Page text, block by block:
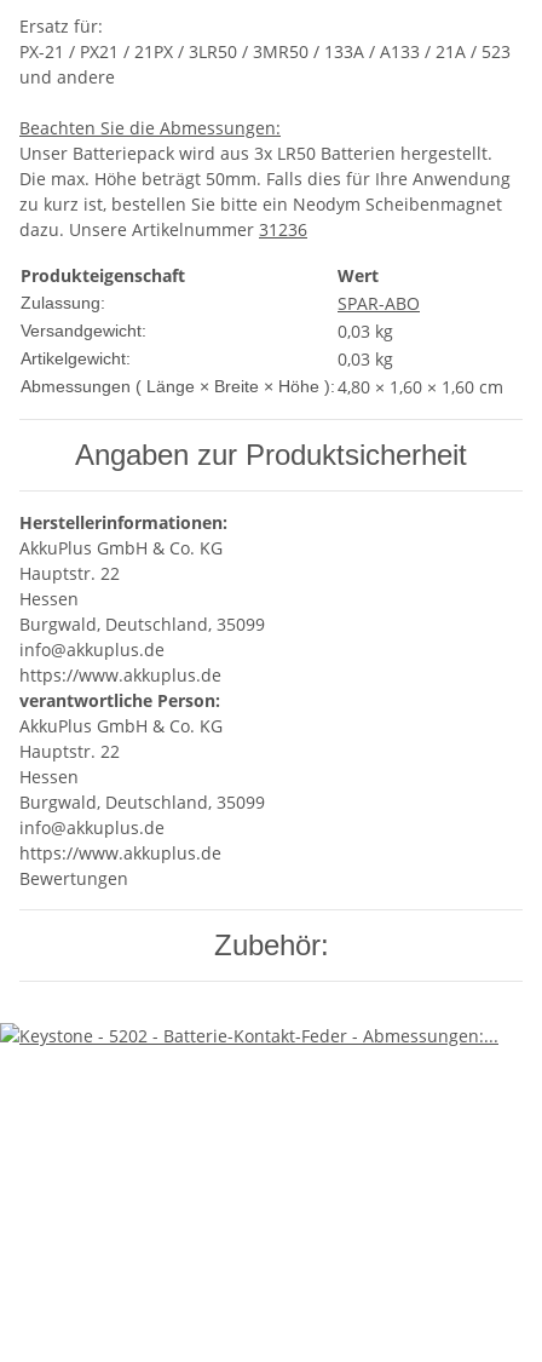
Ersatz für:
PX-21 / PX21 / 21PX / 3LR50 / 3MR50 / 133A / A133 / 21A / 523
und andere
Beachten Sie die Abmessungen:
Unser Batteriepack wird aus 3x LR50 Batterien hergestellt.
Die max. Höhe beträgt 50mm. Falls dies für Ihre Anwendung
zu kurz ist, bestellen Sie bitte ein Neodym Scheibenmagnet
dazu. Unsere Artikelnummer 31236
Produkteigenschaft
Wert
Zulassung: SPAR-ABO
Versandgewicht: 0,03 kg
Artikelgewicht: 0,03 kg
Abmessungen ( Länge × Breite × Höhe ):4,80 × 1,60 × 1,60 cm
Angaben zur Produktsicherheit
Herstellerinformationen:
AkkuPlus GmbH & Co. KG
Hauptstr. 22
Hessen
Burgwald, Deutschland, 35099
info@akkuplus.de
https://www.akkuplus.de
verantwortliche Person:
AkkuPlus GmbH & Co. KG
Hauptstr. 22
Hessen
Burgwald, Deutschland, 35099
info@akkuplus.de
https://www.akkuplus.de
Bewertungen
Zubehör: